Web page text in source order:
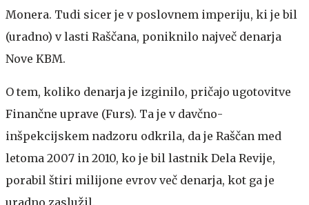
Monera. Tudi sicer je v poslovnem imperiju, ki je bil
(uradno) v lasti Raščana, poniknilo največ denarja
Nove KBM.
O tem, koliko denarja je izginilo, pričajo ugotovitve
Finančne uprave (Furs). Ta je v davčno-
inšpekcijskem nadzoru odkrila, da je Raščan med
letoma 2007 in 2010, ko je bil lastnik Dela Revije,
porabil štiri milijone evrov več denarja, kot ga je
uradno zaslužil.